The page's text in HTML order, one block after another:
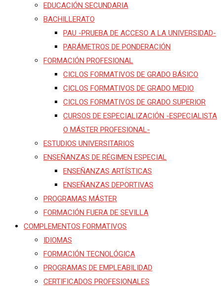
EDUCACIÓN SECUNDARIA
BACHILLERATO
PAU -PRUEBA DE ACCESO A LA UNIVERSIDAD-
PARÁMETROS DE PONDERACIÓN
FORMACIÓN PROFESIONAL
CICLOS FORMATIVOS DE GRADO BÁSICO
CICLOS FORMATIVOS DE GRADO MEDIO
CICLOS FORMATIVOS DE GRADO SUPERIOR
CURSOS DE ESPECIALIZACIÓN -ESPECIALISTA
O MÁSTER PROFESIONAL-
ESTUDIOS UNIVERSITARIOS
ENSEÑANZAS DE RÉGIMEN ESPECIAL
ENSEÑANZAS ARTÍSTICAS
ENSEÑANZAS DEPORTIVAS
PROGRAMAS MÁSTER
FORMACIÓN FUERA DE SEVILLA
COMPLEMENTOS FORMATIVOS
IDIOMAS
FORMACIÓN TECNOLÓGICA
PROGRAMAS DE EMPLEABILIDAD
CERTIFICADOS PROFESIONALES